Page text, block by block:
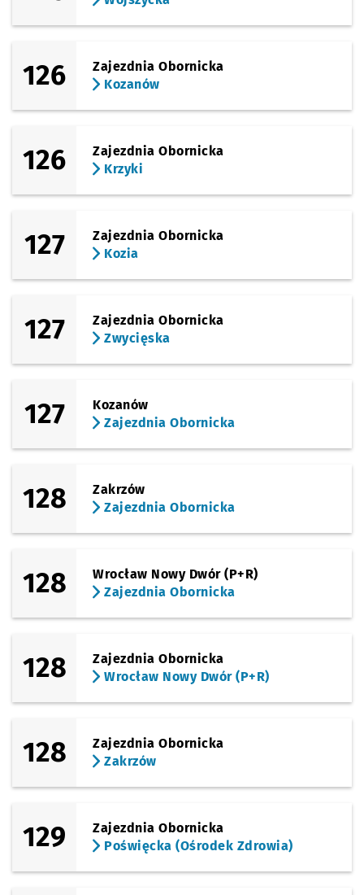
126
Zajezdnia Obornicka
Kozanów
126
Zajezdnia Obornicka
Krzyki
127
Zajezdnia Obornicka
Kozia
127
Zajezdnia Obornicka
Zwycięska
127
Kozanów
Zajezdnia Obornicka
128
Zakrzów
Zajezdnia Obornicka
128
Wrocław Nowy Dwór (P+R)
Zajezdnia Obornicka
128
Zajezdnia Obornicka
Wrocław Nowy Dwór (P+R)
128
Zajezdnia Obornicka
Zakrzów
129
Zajezdnia Obornicka
Poświęcka (Ośrodek Zdrowia)